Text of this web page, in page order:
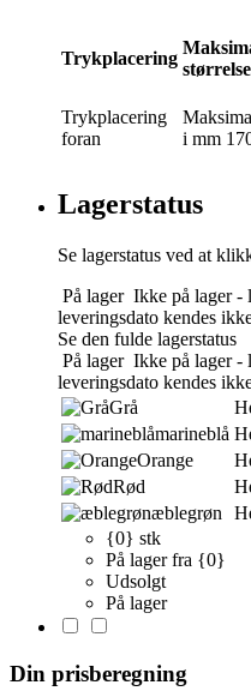
Trykplacering
Trykplacering
foran
i mm
Lagerstatus
Se lagerstatus ved at
På lager Ikke på lager -
leveringsdato kendes
Se den fulde lagerstatus
På lager Ikke på lager -
leveringsdato kendes
Grå
marineblå
Orange
Rød
æblegrøn
{0} stk
På lager fra {0}
Udsolgt
På lager
Din prisberegning